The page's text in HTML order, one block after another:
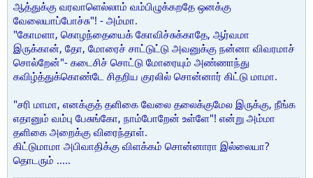
ஆத்துக்கு வரவாளெல்லாம் வம்பிழுக்கறதே ஒனக்கு
வேலையாப்போச்சு"! - அம்மா.
"கோமளா, கொழந்தையைக் கோவிச்சுக்காதே, ஆர்வமா
இருக்கான், தோ, மோரைச் சாட்டுட்டு அவனுக்கு நன்னா விவரமாச்
சொல்றேன்"- கடைசிச் சொட்டு மோரையும் அண்ணாந்து
கவிழ்த்துக்கொண்டே சிதறிய குரலில் சொன்னார் கிட்டு மாமா.
"சரி மாமா, எனக்குத் தளிகை வேலை தலைக்குமேல இருக்கு, நீங்க
எதானும் வம்பு பேசுங்கோ, நாம்போறேன் உள்ளே"! என்று அம்மா
தளிகை அறைக்கு விரைந்தாள்.
கிட்டுமாமா அபிவாதிக்கு விளக்கம் சொன்னாரா இல்லையா?
தொடரும் .....